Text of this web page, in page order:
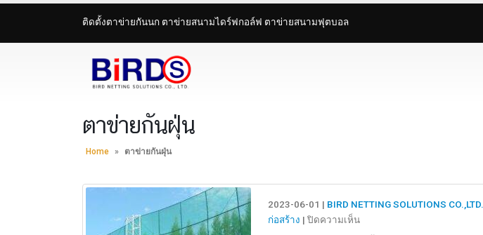
ติดตั้งตาข่ายกันนก ตาข่ายสนามไดร์ฟกอล์ฟ ตาข่ายสนามฟุตบอล
ตาข่ายกันฝุ่น
Home » ตาข่ายกันฝุ่น
2023-06-01 | BIRD NETTING SOLUTIONS CO.,LTD.
ก่อสร้าง | ปิดความเห็นบน